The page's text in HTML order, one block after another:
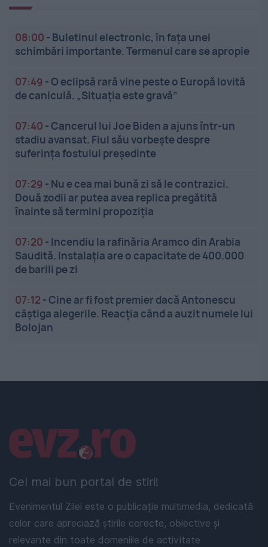
08:00 - Buletinul electronic, în fața unei
schimbări importante. Termenul care se apropie
07:49 -O eclipsă rară vine peste o Europă lovită
de caniculă. „Situația este gravă”
07:40 -Cancerul lui Joe Biden a ajuns într-un
stadiu avansat. Fiul său vorbește despre
suferința fostului președinte
07:29 - Nu e cea mai bună zi să le contrazici.
Două zodii ar putea avea replica pregătită
înainte să termini propoziția
07:20 - Incendiu la rafinăria Aramco din Arabia
Saudită. Instalația are o capacitate de 400.000
de barili pe zi
07:12 -Cine ar fi fost premier dacă Antonescu
câștiga alegerile. Reacția când a auzit numele lui
Bolojan
Cel mai bun portal de stiri!
Evenimentul Zilei este o publicație multimedia, dedicată
celor care apreciază știrile corecte, obiective și
relevante din toate domeniile de activitate
Linkuri utile